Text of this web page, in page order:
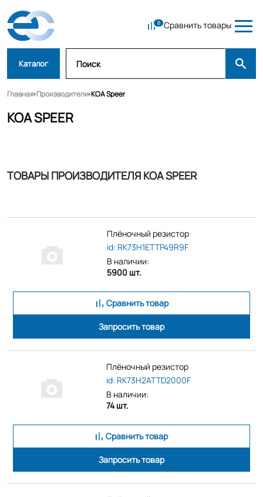
Сравнить товары
Каталог
Главная Производители KOA Speer
KOA SPEER
ТОВАРЫ ПРОИЗВОДИТЕЛЯ KOA SPEER
Плёночный резистор
id: RK73H1ETTP49R9F
В наличии:
5900 шт.
Сравнить товар
Запросить товар
Плёночный резистор
id: RK73H2ATTD2000F
В наличии:
74 шт.
Сравнить товар
Запросить товар